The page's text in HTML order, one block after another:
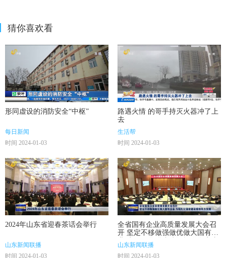
猜你喜欢看
形同虚设的消防安全“中枢”
每日新闻
时间 2024-01-03
路遇火情 的哥手持灭火器冲了上
去
生活帮
时间 2024-01-03
2024年山东省迎春茶话会举行
山东新闻联播
时间 2024-01-03
全省国有企业高质量发展大会召
开 坚定不移做强做优做大国有企
业 为现代化强省建设提供有力支
撑
山东新闻联播
时间 2024-01-03